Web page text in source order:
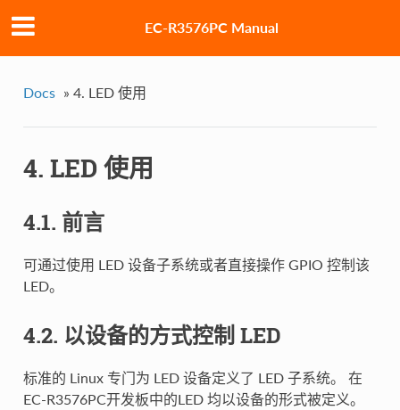
EC-R3576PC Manual
Docs » 4. LED 使用
4. LED 使用
4.1. 前言
可通过使用 LED 设备子系统或者直接操作 GPIO 控制该
LED。
4.2. 以设备的方式控制 LED
标准的 Linux 专门为 LED 设备定义了 LED 子系统。 在
EC-R3576PC开发板中的LED 均以设备的形式被定义。